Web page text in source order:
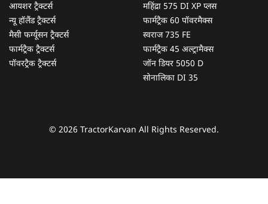
आयशर ट्रैक्टर्स
न्यू हॉलैंड ट्रैक्टर्स
मैसी फर्ग्यूसन ट्रैक्टर्स
फार्मट्रैक ट्रैक्टर्स
पॉवरट्रैक ट्रैक्टर्स
महिंद्रा 575 DI XP प्लस
फार्मट्रैक 60 पॉवरमैक्स
स्वराज 735 FE
फार्मट्रैक 45 अल्ट्रामैक्स
जॉन डियर 5050 D
सोनालिका DI 35
© 2026 TractorKarvan All Rights Reserved.